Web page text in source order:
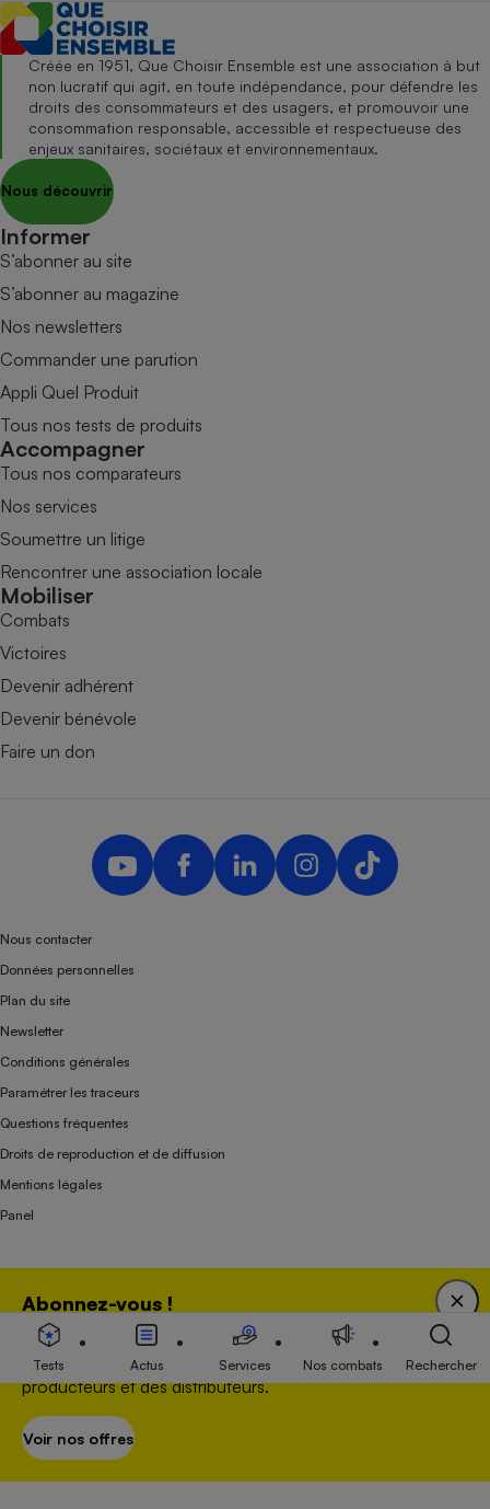
Abonnez-vous !
Bénéficiez d'une expertise unique tout en soutenant
une association 100 % indépendante de l'Etat, des
producteurs et des distributeurs.
Voir nos offres
Créée en 1951, Que Choisir Ensemble est une association à but
non lucratif qui agit, en toute indépendance, pour défendre les
droits des consommateurs et des usagers, et promouvoir une
consommation responsable, accessible et respectueuse des
enjeux sanitaires, sociétaux et environnementaux.
Nous découvrir
Informer
S’abonner au site
S’abonner au magazine
Nos newsletters
Commander une parution
Appli Quel Produit
Tous nos tests de produits
Accompagner
Tous nos comparateurs
Nos services
Soumettre un litige
Rencontrer une association locale
Mobiliser
Combats
Victoires
Devenir adhérent
Devenir bénévole
Faire un don
Nous contacter
Données personnelles
Plan du site
Newsletter
Conditions générales
Paramétrer les traceurs
Questions fréquentes
Droits de reproduction et de diffusion
Mentions légales
Panel
Association indépendante de l’État, des syndicats, des producteurs et des
distributeurs depuis 1951.
Tests Actus Services Nos combats Rechercher